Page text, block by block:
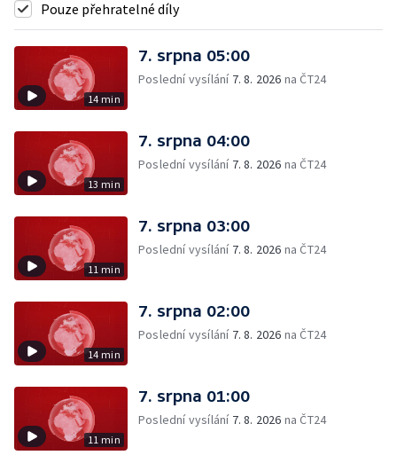
Pouze přehratelné díly
14 min
7. srpna 05:00
Poslední vysílání 7. 8. 2026 na ČT24
13 min
7. srpna 04:00
Poslední vysílání 7. 8. 2026 na ČT24
11 min
7. srpna 03:00
Poslední vysílání 7. 8. 2026 na ČT24
14 min
7. srpna 02:00
Poslední vysílání 7. 8. 2026 na ČT24
11 min
7. srpna 01:00
Poslední vysílání 7. 8. 2026 na ČT24